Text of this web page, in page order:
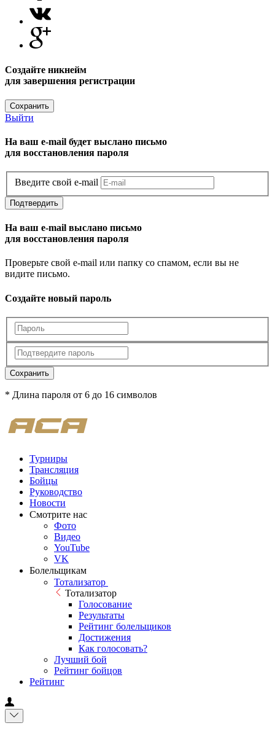
Создайте никнейм
для завершения регистрации
Сохранить
Выйти
На ваш e-mail будет выслано письмо
для восстановления пароля
Введите свой e-mail
Подтвердить
На ваш e-mail выслано письмо
для восстановления пароля
Проверьте свой e-mail или папку со спамом, если вы не
видите письмо.
Создайте новый пароль
Сохранить
* Длина пароля от 6 до 16 символов
Турниры
Трансляция
Бойцы
Руководство
Новости
Смотрите нас
Фото
Видео
YouTube
VK
Болельщикам
Тотализатор
Тотализатор
Голосование
Результаты
Рейтинг болельщиков
Достижения
Как голосовать?
Лучший бой
Рейтинг бойцов
Рейтинг